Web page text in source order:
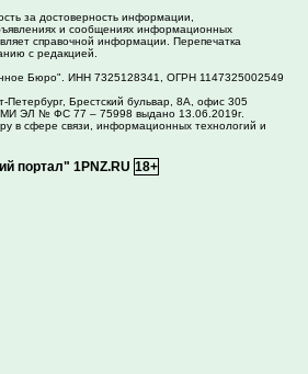
за достоверность информации,
и сообщениях информационных
справочной информации. Перепечатка
с редакцией.
Бюро". ИНН 7325128341, ОГРН 1147325002549
Петербург, Брестский бульвар, 8А, офис 305
ЭЛ № ФС 77 – 75998 выдано 13.06.2019г.
в сфере связи, информационных технологий и
портал" 1PNZ.RU 18+